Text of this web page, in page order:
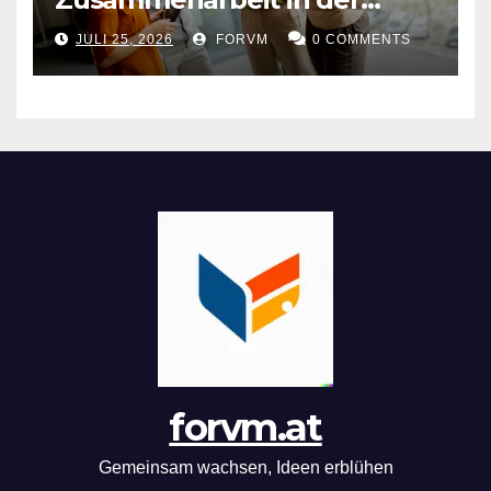
Arbeitswelt
JULI 25, 2026 FORVM 0 COMMENTS
forvm.at
Gemeinsam wachsen, Ideen erblühen